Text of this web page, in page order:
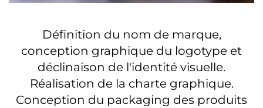
Définition du nom de marque,
conception graphique du logotype et
déclinaison de l'identité visuelle.
Réalisation de la charte graphique.
Conception du packaging des produits